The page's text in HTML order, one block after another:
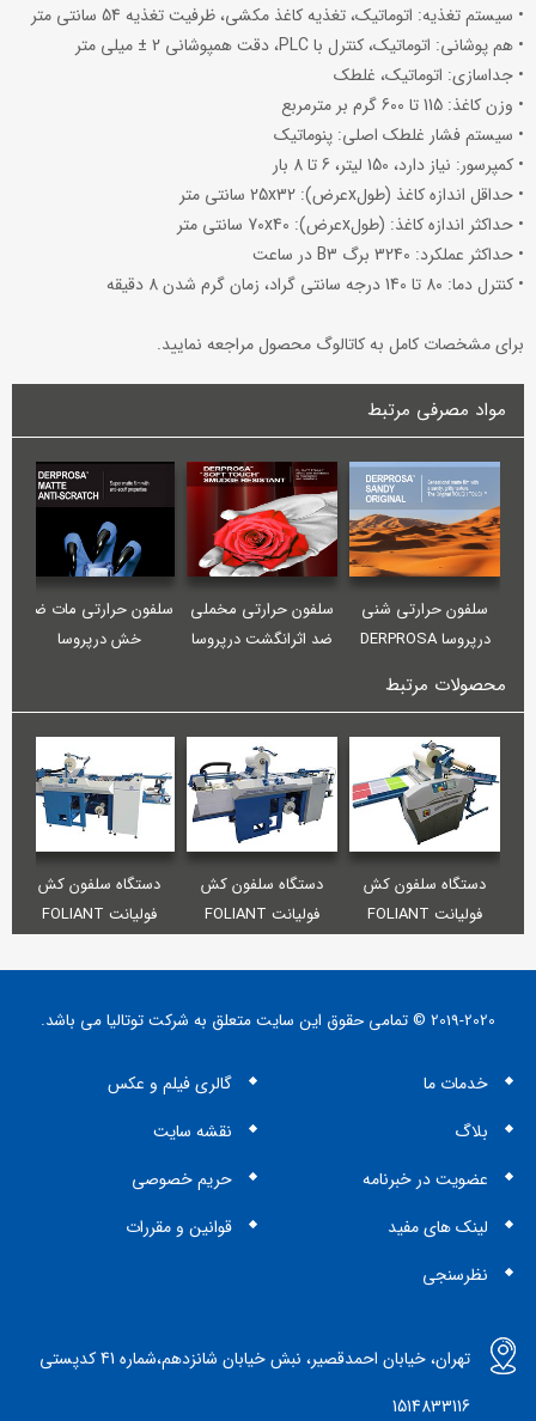
• سیستم تغذیه: اتوماتیک، تغذیه کاغذ مکشی، ظرفیت تغذیه 54 سانتی متر
• هم پوشانی: اتوماتیک، کنترل با PLC، دقت همپوشانی 2 ± میلی متر
• جداسازی: اتوماتیک، غلطک
• وزن کاغذ: 115 تا 600 گرم بر مترمربع
• سیستم فشار غلطک اصلی: پنوماتیک
• کمپرسور: نیاز دارد، 150 لیتر، 6 تا 8 بار
• حداقل اندازه کاغذ (طولxعرض): 25x32 سانتی متر
• حداکثر اندازه کاغذ: (طولxعرض): 70x40 سانتی متر
• حداکثر عملکرد: 3240 برگ B3 در ساعت
• کنترل دما: 80 تا 140 درجه سانتی گراد، زمان گرم شدن 8 دقیقه
برای مشخصات کامل به کاتالوگ محصول مراجعه نمایید.
مواد مصرفی مرتبط
سلفون حرارتی شنی
درپروسا DERPROSA
سلفون حرارتی مخملی
ضد اثرانگشت درپروسا
سلفون حرارتی مات ضد
خش درپروسا
محصولات مرتبط
دستگاه سلفون کش
فولیانت FOLIANT
دستگاه سلفون کش
فولیانت FOLIANT
double
دستگاه سلفون کش
فولیانت FOLIANT
double
خدمات ما
بلاگ
عضویت در خبرنامه
لینک های مفید
نظرسنجی
گالری فیلم و عکس
نقشه سایت
حریم خصوصی
قوانین و مقررات
تهران، خیابان احمدقصیر، نبش خیابان شانزدهم،شماره 41 کدپستی
1514833116
2019-2020 © تمامی حقوق این سایت متعلق به شرکت توتالیا می باشد.